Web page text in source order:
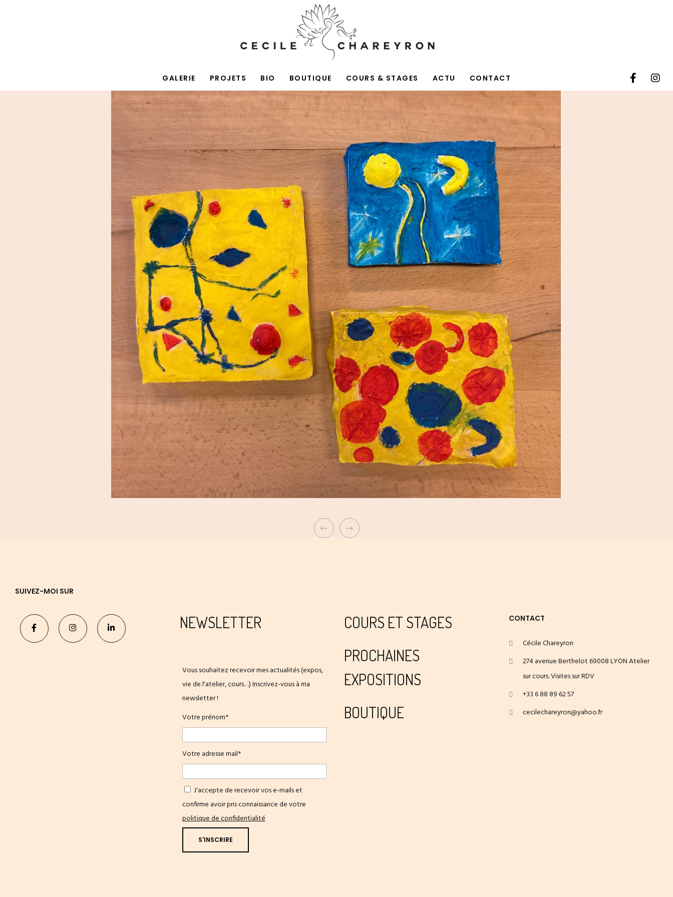
GALERIE PROJETS BIO BOUTIQUE COURS & STAGES ACTU CONTACT
SUIVEZ-MOI SUR
NEWSLETTER
Vous souhaitez recevoir mes actualités (expos,
vie de l'atelier, cours…) Inscrivez-vous à ma
newsletter !
Votre prénom*
Votre adresse mail*
J'accepte de recevoir vos e-mails et
confirme avoir pris connaissance de votre
politique de confidentialité
COURS ET STAGES
PROCHAINES
EXPOSITIONS
BOUTIQUE
CONTACT
Cécile Chareyron
274 avenue Berthelot 69008 LYON Atelier
sur cours. Visites sur RDV
+33 6 88 89 62 57
cecilechareyron@yahoo.fr